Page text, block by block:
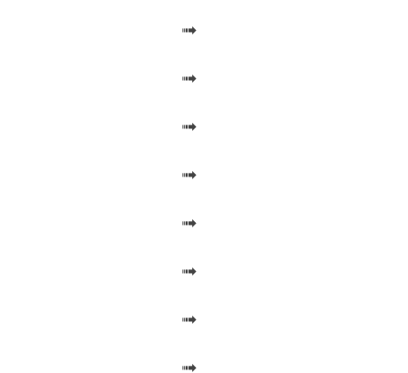
d
e
o
➟
➟
➟
➟
➟
➟
➟
➟